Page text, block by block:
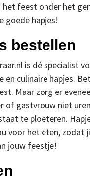
het feest onder het
goede hapjes!
bestellen
is dé specialist
en culinaire hapjes.
Maar zorg er
of gastvrouw niet
te ploeteren.
voor het eten, zodat
jouw feestje!